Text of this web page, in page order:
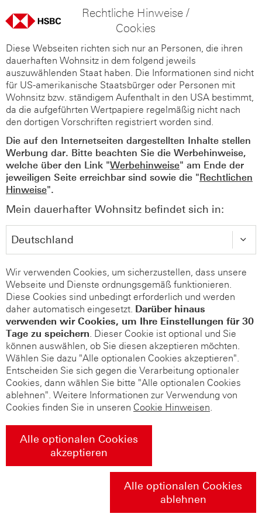
Rechtliche Hinweise /
Cookies
Diese Webseiten richten sich nur an Personen, die ihren
dauerhaften Wohnsitz in dem folgend jeweils
auszuwählenden Staat haben. Die Informationen sind nicht
für US-amerikanische Staatsbürger oder Personen mit
Wohnsitz bzw. ständigem Aufenthalt in den USA bestimmt,
da die aufgeführten Wertpapiere regelmäßig nicht nach
den dortigen Vorschriften registriert worden sind.
Die auf den Internetseiten dargestellten Inhalte stellen
Werbung dar. Bitte beachten Sie die Werbehinweise,
welche über den Link "Werbehinweise" am Ende der
jeweiligen Seite erreichbar sind sowie die "Rechtlichen
Hinweise".
Mein dauerhafter Wohnsitz befindet sich in:
Wir verwenden Cookies, um sicherzustellen, dass unsere
Webseite und Dienste ordnungsgemäß funktionieren.
Diese Cookies sind unbedingt erforderlich und werden
daher automatisch eingesetzt. Darüber hinaus
verwenden wir Cookies, um Ihre Einstellungen für 30
Tage zu speichern. Dieser Cookie ist optional und Sie
können auswählen, ob Sie diesen akzeptieren möchten.
Wählen Sie dazu "Alle optionalen Cookies akzeptieren".
Entscheiden Sie sich gegen die Verarbeitung optionaler
Cookies, dann wählen Sie bitte "Alle optionalen Cookies
ablehnen". Weitere Informationen zur Verwendung von
Cookies finden Sie in unseren Cookie Hinweisen.
Alle optionalen Cookies
akzeptieren
Alle optionalen Cookies
ablehnen